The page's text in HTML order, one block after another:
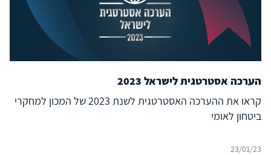
הערכה אסטרטגית לישראל 2023
קראו את ההערכה האסטרטגית לשנת 2023 של המכון למחקרי
ביטחון לאומי
23/01/23